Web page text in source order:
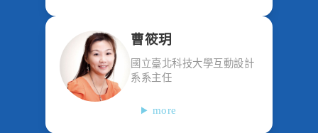
曹筱玥
國立臺北科技大學互動設計
系系主任
more